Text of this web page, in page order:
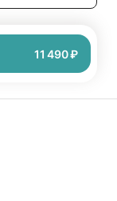
11 490 ₽